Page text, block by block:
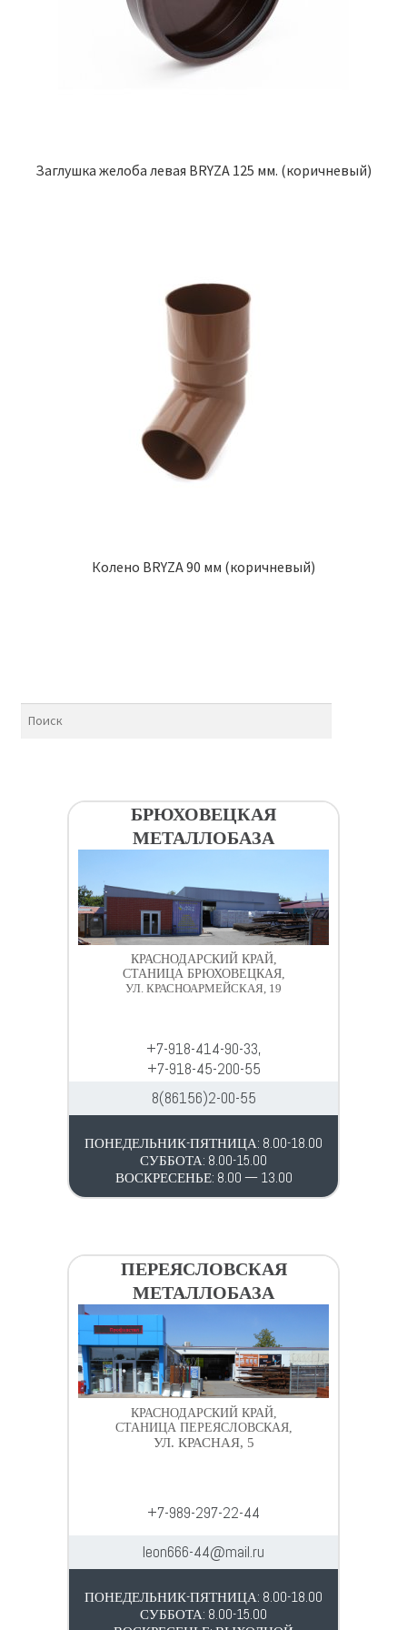
Заглушка желоба левая BRYZA 125 мм. (коричневый)
Колено BRYZA 90 мм (коричневый)
БРЮХОВЕЦКАЯ
МЕТАЛЛОБАЗА
КРАСНОДАРСКИЙ КРАЙ,
СТАНИЦА БРЮХОВЕЦКАЯ,
УЛ. КРАСНОАРМЕЙСКАЯ, 19
+7-918-414-90-33,
+7-918-45-200-55
8(86156)2-00-55
ПОНЕДЕЛЬНИК-ПЯТНИЦА: 8.00-18.00
СУББОТА: 8.00-15.00
ВОСКРЕСЕНЬЕ: 8.00 — 13.00
ПЕРЕЯСЛОВСКАЯ
МЕТАЛЛОБАЗА
КРАСНОДАРСКИЙ КРАЙ,
СТАНИЦА ПЕРЕЯСЛОВСКАЯ,
УЛ. КРАСНАЯ, 5
+7-989-297-22-44
leon666-44@mail.ru
ПОНЕДЕЛЬНИК-ПЯТНИЦА: 8.00-18.00
СУББОТА: 8.00-15.00